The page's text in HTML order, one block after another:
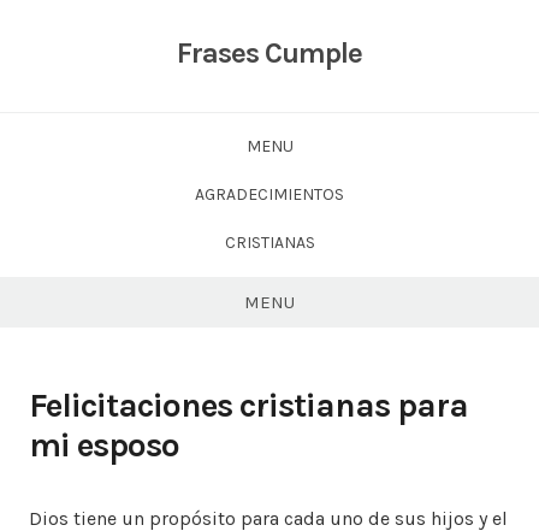
Frases Cumple
MENU
AGRADECIMIENTOS
CRISTIANAS
MENU
Felicitaciones cristianas para
mi esposo
Dios tiene un propósito para cada uno de sus hijos y el